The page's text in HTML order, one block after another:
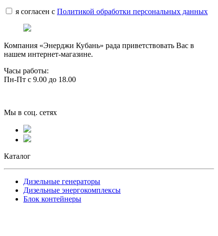
я согласен с Политикой обработки персональных данных
Компания «Энерджи Кубань» рада приветствовать Вас в
нашем интернет-магазине.
Часы работы:
Пн-Пт с 9.00 до 18.00
Мы в соц. сетях
Каталог
Дизельные генераторы
Дизельные энергокомплексы
Блок контейнеры